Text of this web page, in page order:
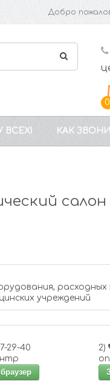
Добро
0
ВСЕХ! КАК
салон
учреждений
2)